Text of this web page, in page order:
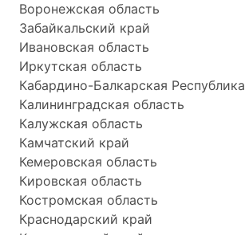
Воронежская область
Забайкальский край
Ивановская область
Иркутская область
Кабардино-Балкарская Республика
Калининградская область
Калужская область
Камчатский край
Кемеровская область
Кировская область
Костромская область
Краснодарский край